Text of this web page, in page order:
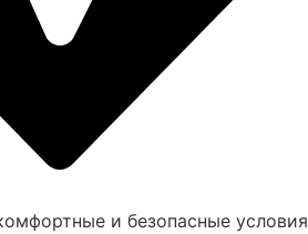
и безопасные условия